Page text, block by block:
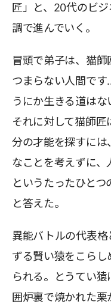
匠」と、20代のビ
調で進んでいく。
冒頭で弟子は、猫師
つまらない人間で
うにか生きる道はな
それに対して猫師
分の才能を探すに
なことを考えずに、
というたったひとつ
と答えた。
異能バトルの代表格
ずる賢い猿をこら
られる。とうてい猿
囲炉裏で焼かれた